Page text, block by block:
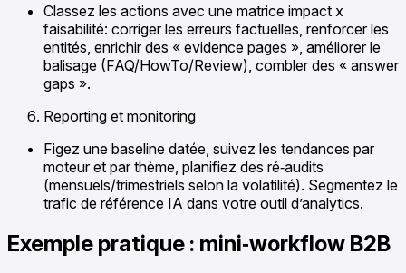
Classez les actions avec une matrice impact x
faisabilité: corriger les erreurs factuelles, renforcer les
entités, enrichir des « evidence pages », améliorer le
balisage (FAQ/HowTo/Review), combler des « answer
gaps ».
Reporting et monitoring
Figez une baseline datée, suivez les tendances par
moteur et par thème, planifiez des ré‑audits
(mensuels/trimestriels selon la volatilité). Segmentez le
trafic de référence IA dans votre outil d’analytics.
Exemple pratique : mini‑workflow B2B